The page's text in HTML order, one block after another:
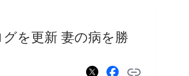
を更新 妻の病を勝